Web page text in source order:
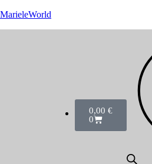
MarieleWorld
0,00 €
0